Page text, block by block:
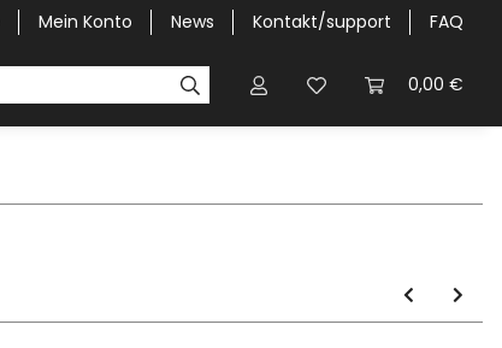
Mein Konto News Kontakt/support FAQ
0,00 €
Halbgaragen / Kapuzen nach